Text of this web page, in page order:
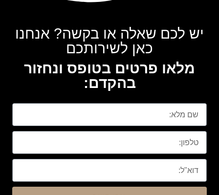
יש לכם שאלה או בקשה? אנחנו
כאן לשירותכם
מלאו פרטים בטופס ונחזור
בהקדם: